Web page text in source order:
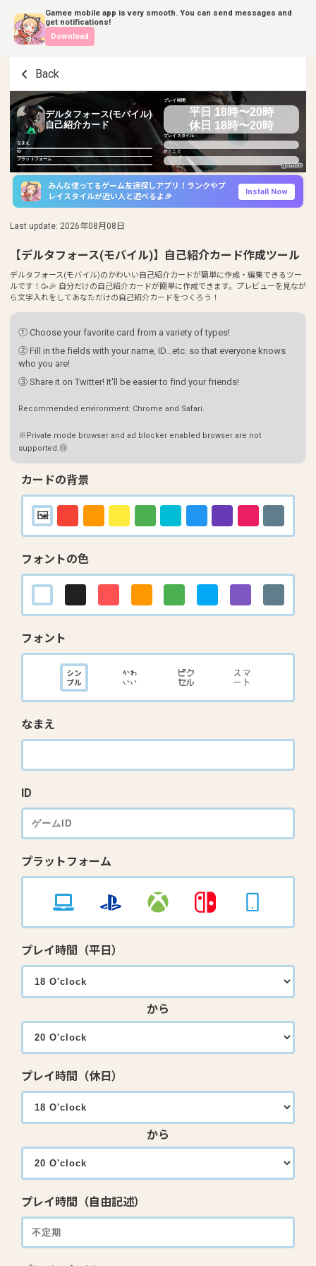
Gamee mobile app is very smooth. You can send messages and
get notifications!
Download
Back
デルタフォース(モバイル)
自己紹介カード
なまえ
ID
プラットフォーム
プレイ時間
平日 18時〜20時
休日 18時〜20時
プレイスタイル
ひとこと
みんな使ってるゲーム友達探しアプリ！ランクやプ
レイスタイルが近い人と遊べるよ🎉
Install Now
Last update: 2026年08月08日
【デルタフォース(モバイル)】自己紹介カード作成ツール
デルタフォース(モバイル)のかわいい自己紹介カードが簡単に作成・編集できるツー
ルです！🥳🎉 自分だけの自己紹介カードが簡単に作成できます。プレビューを見なが
ら文字入れをしてあなただけの自己紹介カードをつくろう！
① Choose your favorite card from a variety of types!
② Fill in the fields with your name, ID...etc. so that everyone knows
who you are!
③ Share it on Twitter! It'll be easier to find your friends!
Recommended environment: Chrome and Safari.
※Private mode browser and ad blocker enabled browser are not
supported.😢
カードの背景
フォントの色
フォント
なまえ
ID
プラットフォーム
プレイ時間（平日）
から
プレイ時間（休日）
から
プレイ時間（自由記述）